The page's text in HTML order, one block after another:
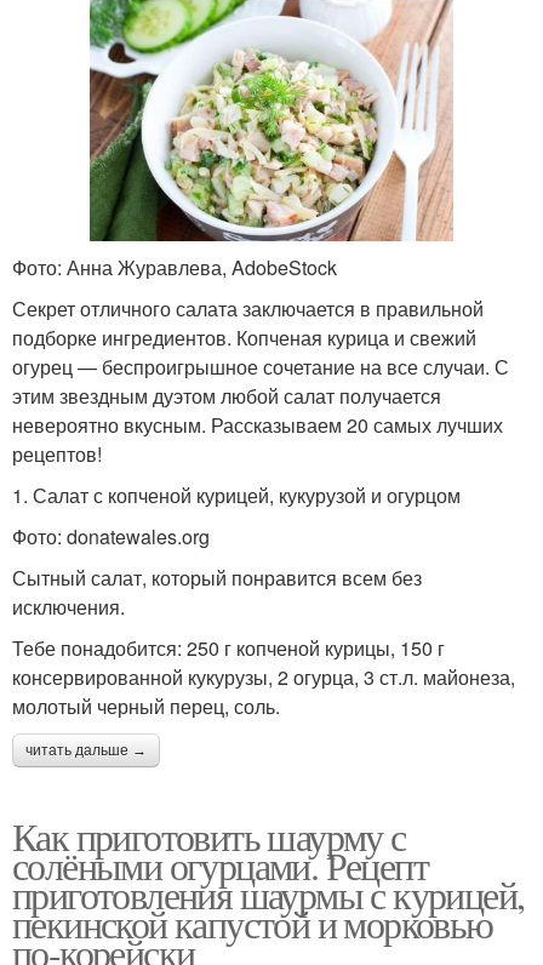
Фото: Анна Журавлева, AdobeStock
Секрет отличного салата заключается в правильной
подборке ингредиентов. Копченая курица и свежий
огурец — беспроигрышное сочетание на все случаи. С
этим звездным дуэтом любой салат получается
невероятно вкусным. Рассказываем 20 самых лучших
рецептов!
1. Салат с копченой курицей, кукурузой и огурцом
Фото: donatewales.org
Сытный салат, который понравится всем без
исключения.
Тебе понадобится: 250 г копченой курицы, 150 г
консервированной кукурузы, 2 огурца, 3 ст.л. майонеза,
молотый черный перец, соль.
читать дальше →
Как приготовить шаурму с
солёными огурцами. Рецепт
приготовления шаурмы с курицей,
пекинской капустой и морковью
по-корейски